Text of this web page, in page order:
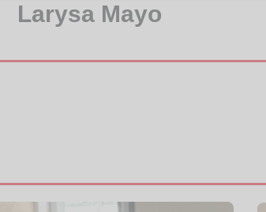
Larysa Mayo